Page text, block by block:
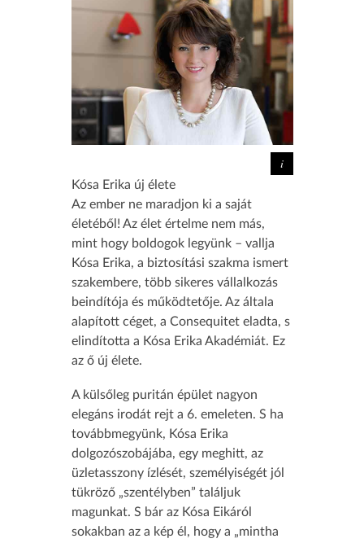
Kósa Erika új élete
Az ember ne maradjon ki a saját
életéből! Az élet értelme nem más,
mint hogy boldogok legyünk – vallja
Kósa Erika, a biztosítási szakma ismert
szakembere, több sikeres vállalkozás
beindítója és működtetője. Az általa
alapított céget, a Consequitet eladta, s
elindította a Kósa Erika Akadémiát. Ez
az ő új élete.
A külsőleg puritán épület nagyon
elegáns irodát rejt a 6. emeleten. S ha
továbbmegyünk, Kósa Erika
dolgozószobájába, egy meghitt, az
üzletasszony ízlését, személyiségét jól
tükröző „szentélyben” találjuk
magunkat. S bár az Kósa Eikáról
sokakban az a kép él, hogy a „mintha